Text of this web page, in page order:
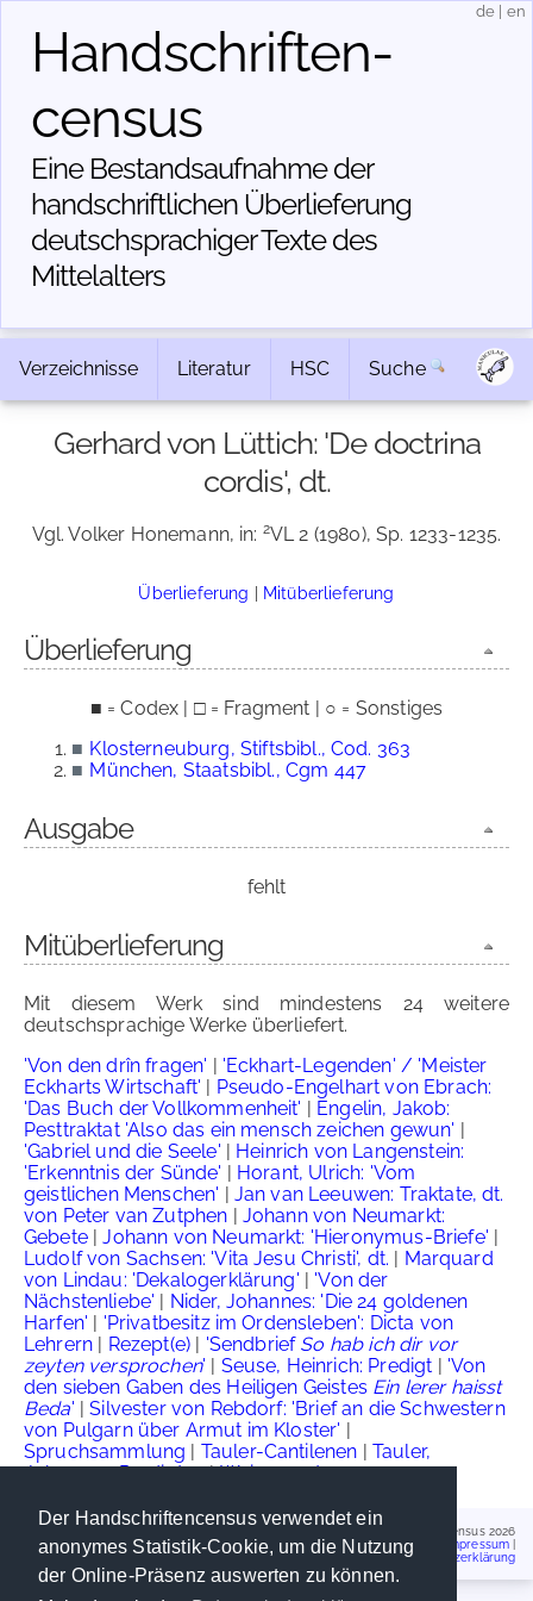
Der Handschriftencensus verwendet ein
anonymes Statistik-Cookie, um die Nutzung
der Online-Präsenz auswerten zu können.
Handschriften­
census
Eine Bestandsaufnahme der
handschriftlichen Über­lieferung
deutschsprachiger Texte des
Mittelalters
de en
Verzeichnisse Literatur HSC Suche
Gerhard von Lüttich: 'De doctrina
cordis', dt.
Vgl. Volker Honemann, in: 2VL 2 (1980), Sp. 1233-1235.
Überlieferung | Mitüberlieferung
Überlieferung
■ = Codex | □ = Fragment | ○ = Sonstiges
■ Klosterneuburg, Stiftsbibl., Cod. 363
■ München, Staatsbibl., Cgm 447
Ausgabe
fehlt
Mitüberlieferung
Mit diesem Werk sind mindestens 24 weitere
deutschsprachige Werke überliefert.
'Von den drîn fragen' | 'Eckhart-Legenden' / 'Meister
Eckharts Wirtschaft' | Pseudo-Engelhart von Ebrach:
'Das Buch der Vollkommenheit' | Engelin, Jakob:
Pesttraktat 'Also das ein mensch zeichen gewun' |
'Gabriel und die Seele' | Heinrich von Langenstein:
'Erkenntnis der Sünde' | Horant, Ulrich: 'Vom
geistlichen Menschen' | Jan van Leeuwen: Traktate, dt.
von Peter van Zutphen | Johann von Neumarkt:
Gebete|Johann von Neumarkt: 'Hieronymus-Briefe' |
Ludolf von Sachsen: 'Vita Jesu Christi', dt. | Marquard
von Lindau: 'Dekalogerklärung' | 'Von der
Nächstenliebe' | Nider, Johannes: 'Die 24 goldenen
Harfen' | 'Privatbesitz im Ordensleben': Dicta von
Lehrern | Rezept(e) | 'Sendbrief So hab ich dir vor
zeyten versprochen' | Seuse, Heinrich: Predigt | 'Von
den sieben Gaben des Heiligen Geistes Ein lerer haisst
Beda' |Silvester von Rebdorf: 'Brief an die Schwestern
von Pulgarn über Armut im Kloster' |
Spruchsammlung | Tauler-Cantilenen | Tauler,
Johannes: Predigten|Weinrezepte
Handschriftencensus 2026
Impressum
Datenschutzerklärung